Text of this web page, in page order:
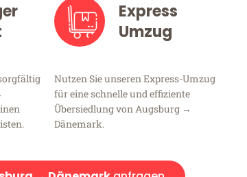
Express
Umzug
Nutzen Sie unseren Express-Umzug
für eine schnelle und effiziente
Übersiedlung von Augsburg →
Dänemark.